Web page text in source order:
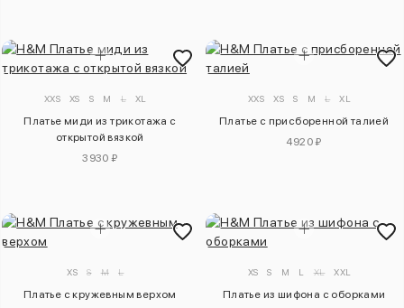
XXS XS S M L XL
Платье миди из трикотажа с
открытой вязкой
3930 ₽
XXS XS S M L XL
Платье с присборенной талией
4920 ₽
XS S M L
Платье с кружевным верхом
XS S M L XL XXL
Платье из шифона с оборками